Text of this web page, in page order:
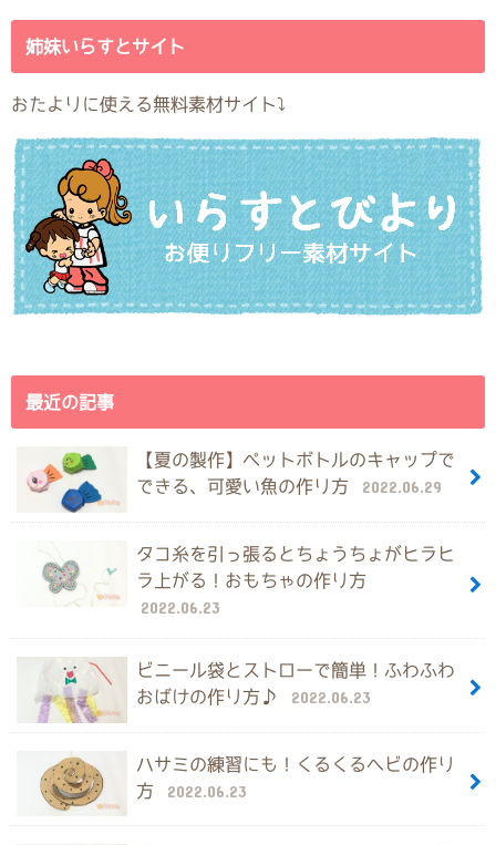
姉妹いらすとサイト
おたよりに使える無料素材サイト⤵︎
最近の記事
【夏の製作】ペットボトルのキャップで
できる、可愛い魚の作り方
2022.06.29
タコ糸を引っ張るとちょうちょがヒラヒ
ラ上がる！おもちゃの作り方
2022.06.23
ビニール袋とストローで簡単！ふわふわ
おばけの作り方♪
2022.06.23
ハサミの練習にも！くるくるヘビの作り
方
2022.06.23